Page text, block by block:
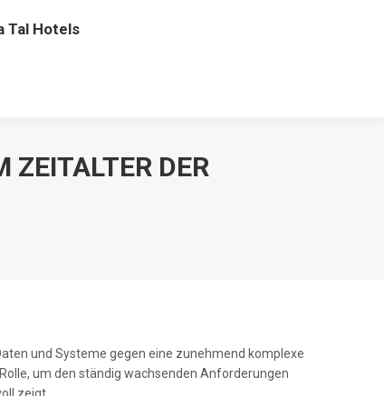
Tal Hotels
ZEITALTER DER
und Systeme gegen eine zunehmend komplexe
um den ständig wachsenden Anforderungen